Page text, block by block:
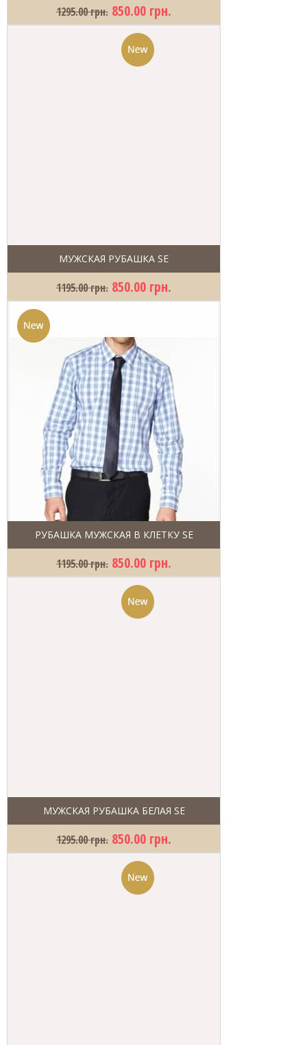
1295.00 грн. 850.00 грн.
МУЖСКАЯ РУБАШКА SE​
1195.00 грн. 850.00 грн.
РУБАШКА МУЖСКАЯ В КЛЕТКУ SE
1195.00 грн. 850.00 грн.
МУЖСКАЯ РУБАШКА БЕЛАЯ SE
1295.00 грн. 850.00 грн.